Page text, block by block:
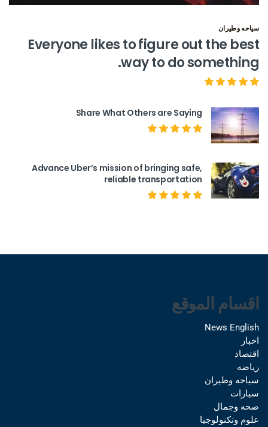
سياحه وطيران
Everyone likes to figure out the best
way to do something.
Share What Others are Saying
Advance Uber’s mission of bringing safe,
reliable transportation
اقسام الموقع
News English
اخبار
اقتصاد
رياضه
سياحه وطيران
سيارات
صحه وجمال
علوم وتكنولوجيا